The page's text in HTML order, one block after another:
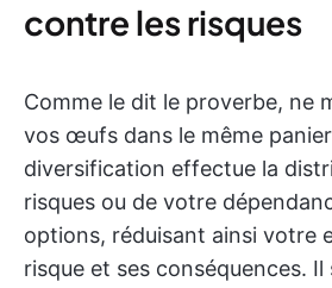
contre les risques
Comme le dit le proverbe, ne
vos œufs dans le même
diversification effectue la
risques ou de votre
options, réduisant ainsi votre
risque et ses conséquences.